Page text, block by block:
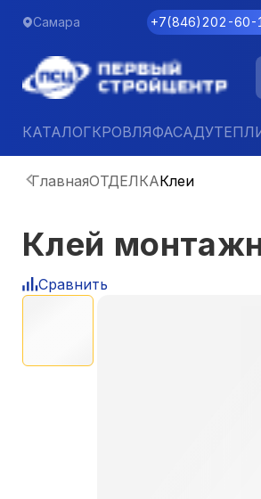
Самара +7(846)202-60-
КАТАЛОГКРОВЛЯФАСАД
ГлавнаяОТДЕЛКАКлеи
Клей
Сравнить